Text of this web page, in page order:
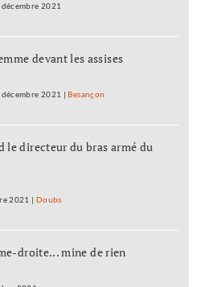
2021
devant les assises
2021 |Besançon
le directeur du bras armé du
2021 | Doubs
droite... mine de rien